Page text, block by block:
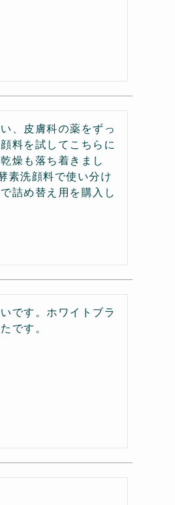
、皮膚科の薬をずっ
料を試してこちらに
燥も落ち着きまし
素洗顔料で使い分け
詰め替え用を購入し
です。ホワイトブラ
です。